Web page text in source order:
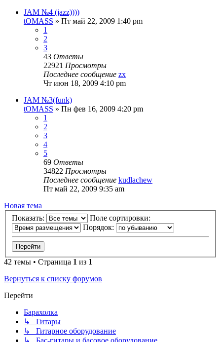
JAM №4 (jazz))))
tOMASS » Пт май 22, 2009 1:40 pm
1
2
3
43 Ответы
22921 Просмотры
Последнее сообщение zx
Чт июн 18, 2009 4:10 pm
JAM №3(funk)
tOMASS » Пн фев 16, 2009 4:20 pm
1
2
3
4
5
69 Ответы
34822 Просмотры
Последнее сообщение kudlachew
Пт май 22, 2009 9:35 am
Новая тема
Показать:
Поле сортировки:
Порядок:
42 темы • Страница 1 из 1
Вернуться к списку форумов
Перейти
Барахолка
↳ Гитары
↳ Гитарное оборудование